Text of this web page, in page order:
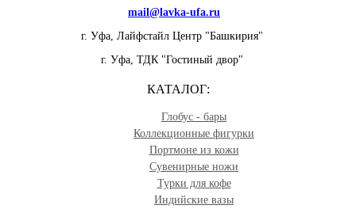
mail@lavka-ufa.ru
г. Уфа, Лайфстайл Центр "Башкирия"
г. Уфа, ТДК "Гостиный двор"
КАТАЛОГ:
Глобус - бары
Коллекционные фигурки
Портмоне из кожи
Сувенирные ножи
Турки для кофе
Индийские вазы